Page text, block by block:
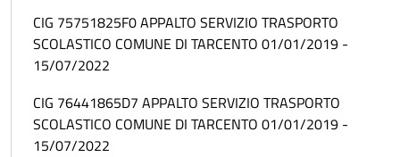
CIG 75751825F0 APPALTO SERVIZIO TRASPORTO
SCOLASTICO COMUNE DI TARCENTO 01/01/2019 -
15/07/2022
CIG 76441865D7 APPALTO SERVIZIO TRASPORTO
SCOLASTICO COMUNE DI TARCENTO 01/01/2019 -
15/07/2022